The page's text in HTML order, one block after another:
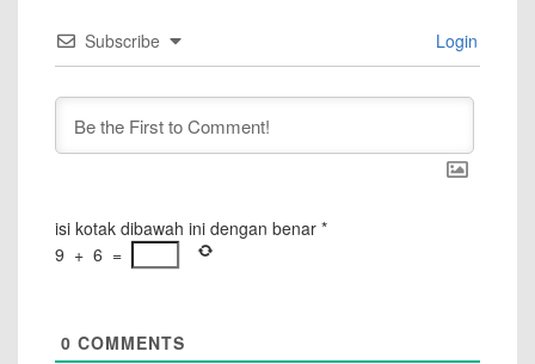
Subscribe Login
isi kotak dibawah ini dengan benar *
9 + 6 =
0 COMMENTS